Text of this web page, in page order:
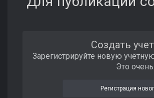
Создать
Зарегистрируйте новую
Это
Регистрация